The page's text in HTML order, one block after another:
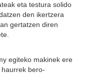
eta testura solido
den ikertzera
gertatzen diren
egiteko makinek ere
bero-